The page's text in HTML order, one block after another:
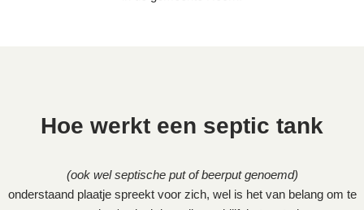
Hoe werkt een septic tank
(ook wel septische put of beerput genoemd)
onderstaand plaatje spreekt voor zich, wel is het van belang om te